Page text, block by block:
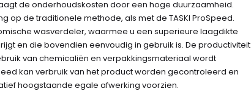
de onderhoudskosten door een hoge duurzaamheid.
op de traditionele methode, als met de TASKI ProSpeed.
wasverdeler, waarmee u een superieure laagdikte
en die bovendien eenvoudig in gebruik is. De productiviteit
van chemicaliën en verpakkingsmateriaal wordt
kan verbruik van het product worden gecontroleerd en
hoogstaande egale afwerking voorzien.